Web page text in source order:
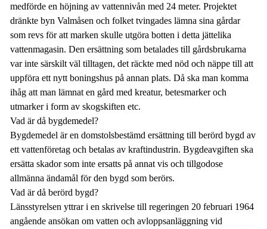
medförde en höjning av vattennivån med 24 meter. Projektet
dränkte byn Valmåsen och folket tvingades lämna sina gårdar
som revs för att marken skulle utgöra botten i detta jättelika
vattenmagasin. Den ersättning som betalades till gårdsbrukarna
var inte särskilt väl tilltagen, det räckte med nöd och näppe till att
uppföra ett nytt boningshus på annan plats. Då ska man komma
ihåg att man lämnat en gård med kreatur, betesmarker och
utmarker i form av skogskiften etc.
Vad är då bygdemedel?
Bygdemedel är en domstolsbestämd ersättning till berörd bygd av
ett vattenföretag och betalas av kraftindustrin. Bygdeavgiften ska
ersätta skador som inte ersatts på annat vis och tillgodose
allmänna ändamål för den bygd som berörs.
Vad är då berörd bygd?
Länsstyrelsen yttrar i en skrivelse till regeringen 20 februari 1964
angående ansökan om vatten och avloppsanläggning vid